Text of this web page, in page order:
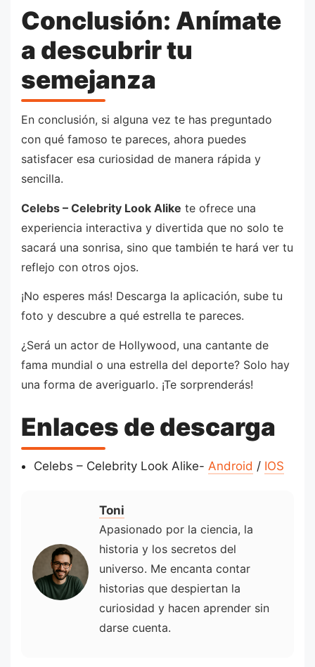
Conclusión: Anímate
a descubrir tu
semejanza
En conclusión, si alguna vez te has preguntado
con qué famoso te pareces, ahora puedes
satisfacer esa curiosidad de manera rápida y
sencilla.
Celebs – Celebrity Look Alike te ofrece una
experiencia interactiva y divertida que no solo te
sacará una sonrisa, sino que también te hará ver tu
reflejo con otros ojos.
¡No esperes más! Descarga la aplicación, sube tu
foto y descubre a qué estrella te pareces.
¿Será un actor de Hollywood, una cantante de
fama mundial o una estrella del deporte? Solo hay
una forma de averiguarlo. ¡Te sorprenderás!
Enlaces de descarga
Celebs – Celebrity Look Alike- Android / IOS
Toni
Apasionado por la ciencia, la
historia y los secretos del
universo. Me encanta contar
historias que despiertan la
curiosidad y hacen aprender sin
darse cuenta.